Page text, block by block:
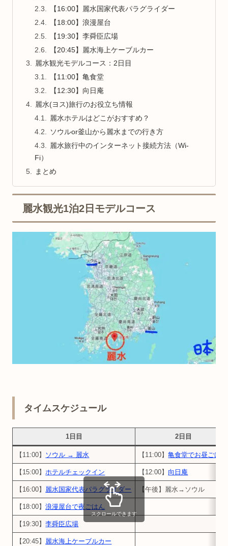
【16:00】麗水国家代表パラグライダー
【18:00】浪漫屋台
【19:30】李舜臣広場
【20:45】麗水海上ケーブルカー
麗水観光モデルコース：2日目
【11:00】亀食堂
【12:30】向日庵
麗水(ヨス)旅行のお役立ち情報
麗水ホテルはどこがおすすめ？
ソウルor釜山から麗水までの行き方
麗水旅行中のインターネット接続方法（Wi-
Fi）
まとめ
麗水観光1泊2日モデルコース
タイムスケジュール
1日目 2日目
【11:00】 ソウル → 麗水 【11:00】亀食堂でお昼ごはん
【15:00】ホテルチェックイン 【12:00】 向日庵
【16:00】 麗水国家代表パラグライダー 【午後】麗水→ソウル
【18:00】浪漫屋台で夜ごはん
【19:30】李舜臣広場
【20:45】 麗水海上ケーブルカー
スクロールできます